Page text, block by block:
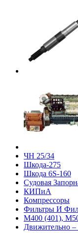
ЧН 25/34
Шкода-275
Шкода 6S-160
Судовая
КИПиА
Компрессоры
Фильтры И
М400 (401),
Движительно